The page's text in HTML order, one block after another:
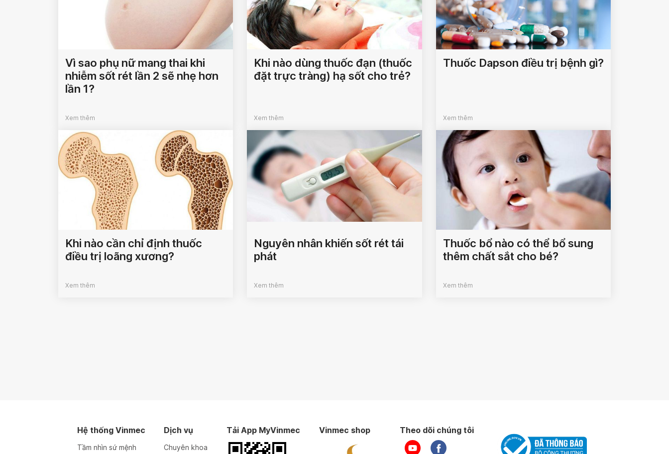
Vì sao phụ nữ mang thai khi
nhiễm sốt rét lần 2 sẽ nhẹ hơn
lần 1?
Xem thêm
Khi nào dùng thuốc đạn (thuốc
đặt trực tràng) hạ sốt cho trẻ?
Xem thêm
Thuốc Dapson điều trị bệnh gì?
Xem thêm
Khi nào cần chỉ định thuốc
điều trị loãng xương?
Xem thêm
Nguyên nhân khiến sốt rét tái
phát
Xem thêm
Thuốc bổ nào có thể bổ sung
thêm chất sắt cho bé?
Xem thêm
Hệ thống Vinmec
Tầm nhìn sứ mệnh
Dịch vụ
Chuyên khoa
Tải App MyVinmec Vinmec shop Theo dõi chúng tôi